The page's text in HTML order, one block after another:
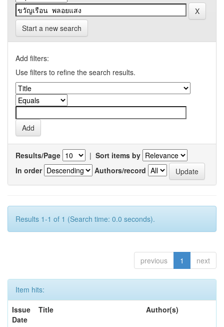
Start a new search
Add filters:
Use filters to refine the search results.
Results/Page | Sort items by
In order
Authors/record
Results 1-1 of 1 (Search time: 0.0 seconds).
previous 1 next
Item hits:
Issue
Date
Title Author(s)